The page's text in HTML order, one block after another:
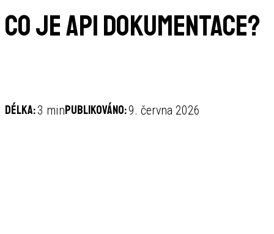
Co je API dokumentace?
Délka:3 minPublikováno:9. června 2026